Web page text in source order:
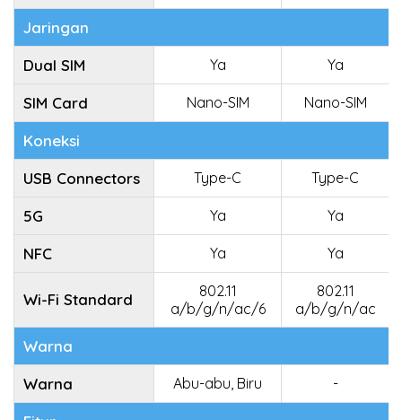
Jaringan
Dual SIM
Ya Ya
SIM Card Nano-SIM Nano-SIM
Koneksi
USB Connectors
Type-C Type-C
5G Ya Ya
NFC Ya Ya
Wi-Fi Standard
802.11
a/b/g/n/ac/6
802.11
a/b/g/n/ac
Warna
Warna
Abu-abu, Biru -